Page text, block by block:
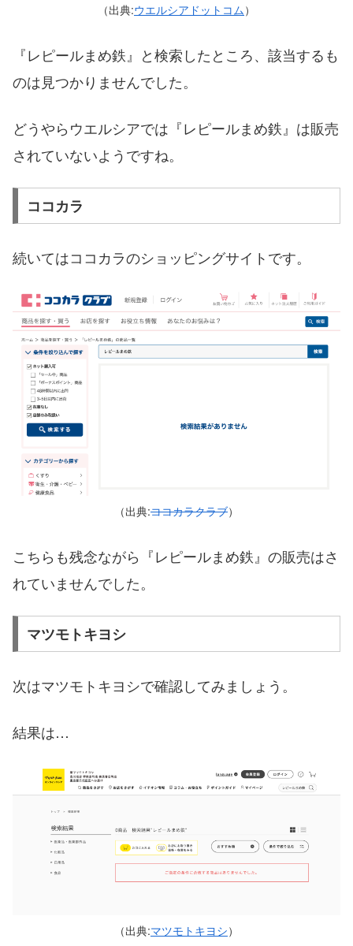
（出典:ウエルシアドットコム）
『レピールまめ鉄』と検索したところ、該当するも
のは見つかりませんでした。
どうやらウエルシアでは『レピールまめ鉄』は販売
されていないようですね。
ココカラ
続いてはココカラのショッピングサイトです。
（出典:ココカラクラブ）
こちらも残念ながら『レピールまめ鉄』の販売はさ
れていませんでした。
マツモトキヨシ
次はマツモトキヨシで確認してみましょう。
結果は…
（出典:マツモトキヨシ）